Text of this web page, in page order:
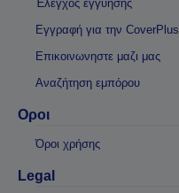
Έλεγχος εγγύησης
Εγγραφή για την CoverPlus
Επικοινωνηστε μαζι μας
Αναζήτηση εμπόρου
Οροι
Όροι χρήσης
Legal